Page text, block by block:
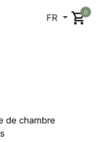
FR
0
de chambre